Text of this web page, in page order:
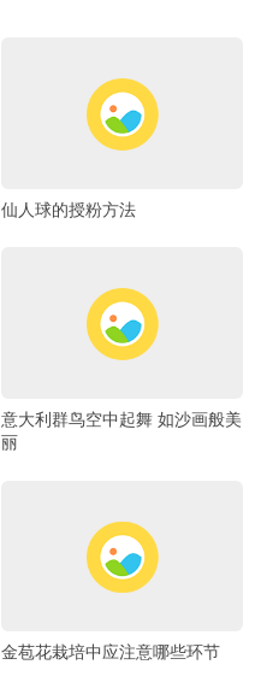
仙人球的授粉方法
意大利群鸟空中起舞 如沙画般美
丽
金苞花栽培中应注意哪些环节